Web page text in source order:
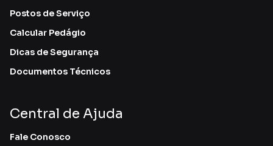
Postos de Serviço
Calcular Pedágio
Dicas de Segurança
Documentos Técnicos
Central de Ajuda
Fale Conosco